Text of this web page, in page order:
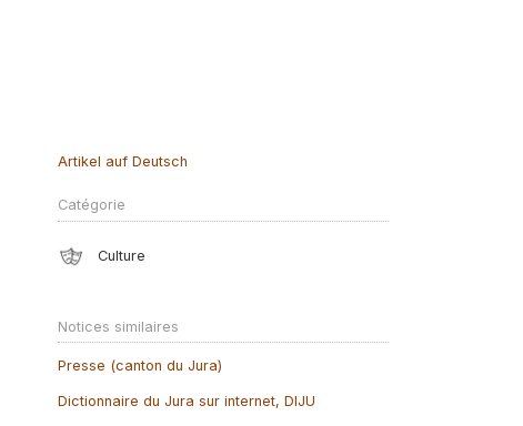
Artikel auf Deutsch
Catégorie
Culture
Notices similaires
Presse (canton du Jura)
Dictionnaire du Jura sur internet, DIJU